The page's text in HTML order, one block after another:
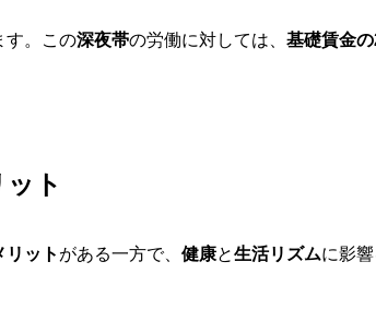
す。この深夜帯の労働に対しては、 基礎賃金
ト
リット がある一方で、 健康と生活リズムに影